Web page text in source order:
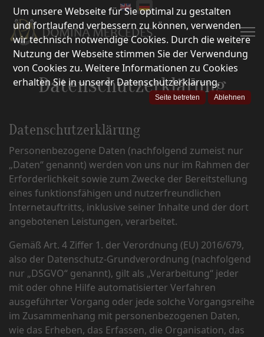
Datenschutzerklärung
Datenschutzerklärung
Personenbezogene Daten (nachfolgend zumeist nur
„Daten“ genannt) werden von uns nur im Rahmen der
Erforderlichkeit sowie zum Zwecke der Bereitstellung
eines funktionsfähigen und nutzerfreundlichen
Internetauftritts, inklusive seiner Inhalte und der dort
angebotenen Leistungen, verarbeitet.
Gemäß Art. 4 Ziffer 1. der Verordnung (EU) 2016/679,
also der Datenschutz-Grundverordnung (nachfolgend
nur „DSGVO“ genannt), gilt als „Verarbeitung“ jeder
mit oder ohne Hilfe automatisierter Verfahren
ausgeführter Vorgang oder jede solche Vorgangsreihe
im Zusammenhang mit personenbezogenen Daten,
wie das Erheben, das Erfassen, die Organisation, das
Um unsere Webseite für Sie optimal zu gestalten
und fortlaufend verbessern zu können, verwenden
wir technisch notwendige Cookies. Durch die weitere
Nutzung der Webseite stimmen Sie der Verwendung
von Cookies zu. Weitere Informationen zu Cookies
erhalten Sie in unserer Datenschutzerklärung.
Seite betreten Ablehnen